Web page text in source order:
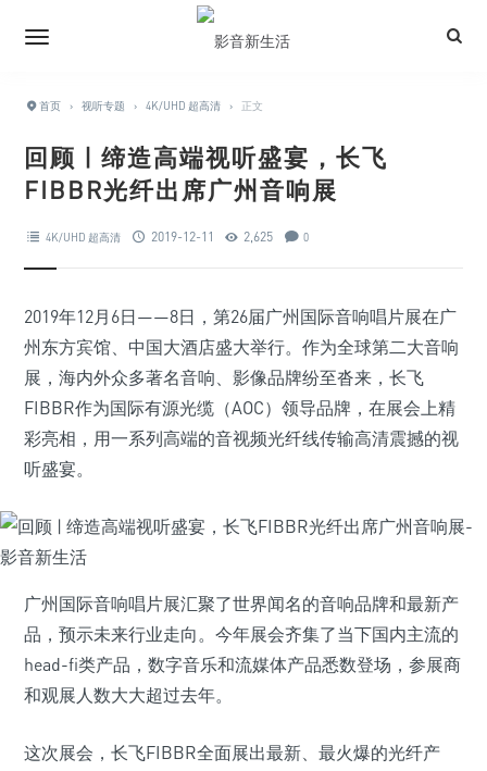
首页 › 视听专题 › 4K/UHD 超高清 › 正文
回顾 | 缔造高端视听盛宴，长飞
FIBBR光纤出席广州音响展
4K/UHD 超高清 2019-12-11 2,625 0
2019年12月6日——8日，第26届广州国际音响唱片展在广
州东方宾馆、中国大酒店盛大举行。作为全球第二大音响
展，海内外众多著名音响、影像品牌纷至沓来，长飞
FIBBR作为国际有源光缆（AOC）领导品牌，在展会上精
彩亮相，用一系列高端的音视频光纤线传输高清震撼的视
听盛宴。
广州国际音响唱片展汇聚了世界闻名的音响品牌和最新产
品，预示未来行业走向。今年展会齐集了当下国内主流的
head-fi类产品，数字音乐和流媒体产品悉数登场，参展商
和观展人数大大超过去年。
这次展会，长飞FIBBR全面展出最新、最火爆的光纤产